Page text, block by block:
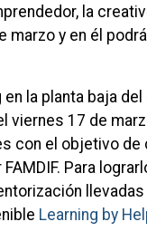
la
marzo y en él
la planta baja del
viernes 17 de
con el objetivo de
Para
llevadas
Learning by